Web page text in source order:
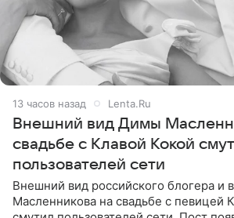
13 часов назад Lenta.Ru
Внешний вид Димы
свадьбе с Клавой Кокой
пользователей сети
Внешний вид российского блогера и
Масленникова на свадьбе с певицей